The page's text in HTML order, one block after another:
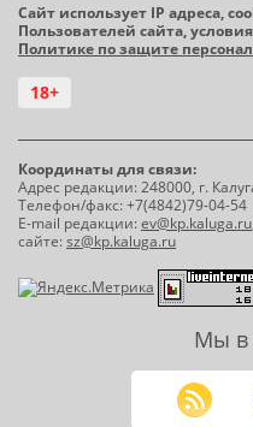
Сайт использует IP адреса,
Пользователей сайта,
Политике по защите
18+
Координаты для связи:
Адрес редакции: 248000, г.
Телефон/факс: +7(4842)79-04-54
E-mail редакции:ev@kp.kaluga.ru
сайте:sz@kp.kaluga.ru
Мы в